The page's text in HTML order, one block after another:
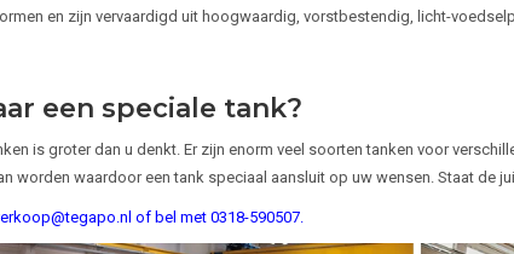
en zijn vervaardigd uit hoogwaardig, vorstbestendig, licht-
een speciale tank?
is groter dan u denkt. Er zijn enorm veel soorten tanken voor
worden waardoor een tank speciaal aansluit op uw wensen. Staat de
of bel met 0318-590507.